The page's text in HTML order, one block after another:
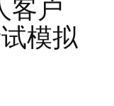
客户
模拟